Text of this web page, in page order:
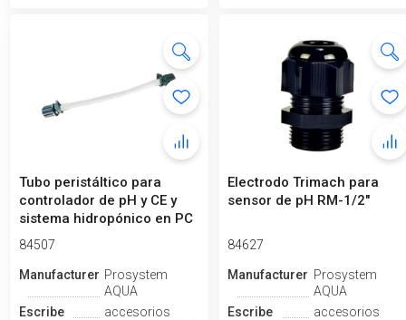
Tubo peristáltico para
controlador de pH y CE y
sistema hidropónico en PC
84507
ManufactureroProsystem
AQUA
Escribe
accesorios
Electrodo Trimach para
sensor de pH RM-1/2"
84627
ManufactureroProsystem
AQUA
Escribe
accesorios